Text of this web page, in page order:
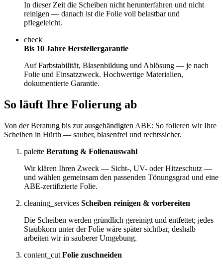
In dieser Zeit die Scheiben nicht herunterfahren und nicht
reinigen — danach ist die Folie voll belastbar und
pflegeleicht.
check
Bis 10 Jahre Herstellergarantie
Auf Farbstabilität, Blasenbildung und Ablösung — je nach
Folie und Einsatzzweck. Hochwertige Materialien,
dokumentierte Garantie.
So läuft Ihre Folierung ab
Von der Beratung bis zur ausgehändigten ABE: So folieren wir Ihre
Scheiben in Hürth — sauber, blasenfrei und rechtssicher.
palette Beratung & Folienauswahl
Wir klären Ihren Zweck — Sicht-, UV- oder Hitzeschutz —
und wählen gemeinsam den passenden Tönungsgrad und eine
ABE-zertifizierte Folie.
cleaning_services Scheiben reinigen & vorbereiten
Die Scheiben werden gründlich gereinigt und entfettet; jedes
Staubkorn unter der Folie wäre später sichtbar, deshalb
arbeiten wir in sauberer Umgebung.
content_cut Folie zuschneiden